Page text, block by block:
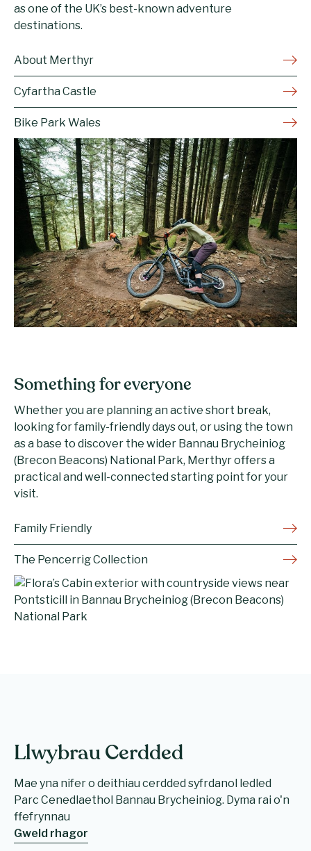
as one of the UK’s best-known adventure
destinations.
About Merthyr
Cyfartha Castle
Bike Park Wales
Something for everyone
Whether you are planning an active short break,
looking for family-friendly days out, or using the town
as a base to discover the wider Bannau Brycheiniog
(Brecon Beacons) National Park, Merthyr offers a
practical and well-connected starting point for your
visit.
Family Friendly
The Pencerrig Collection
Llwybrau Cerdded
Mae yna nifer o deithiau cerdded syfrdanol ledled
Parc Cenedlaethol Bannau Brycheiniog. Dyma rai o'n
ffefrynnau
Gweld rhagor